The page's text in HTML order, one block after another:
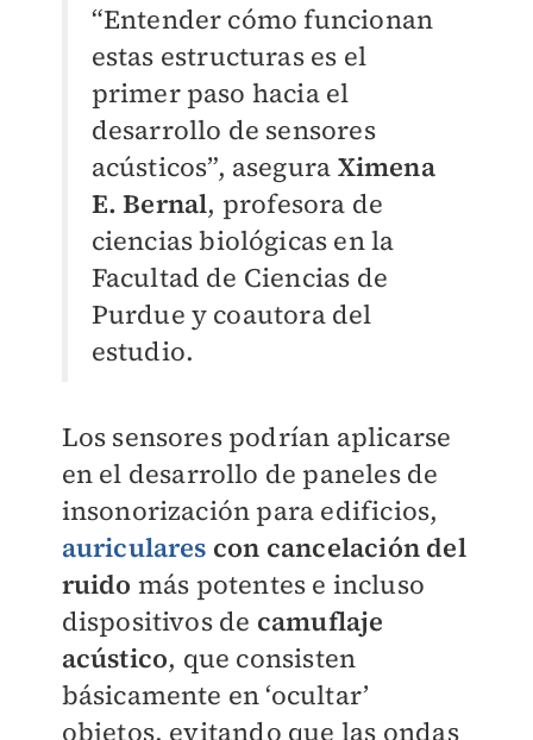
“Entender cómo funcionan
estas estructuras es el
primer paso hacia el
desarrollo de sensores
acústicos”, asegura Ximena
E. Bernal, profesora de
ciencias biológicas en la
Facultad de Ciencias de
Purdue y coautora del
estudio.
Los sensores podrían aplicarse
en el desarrollo de paneles de
insonorización para edificios,
auriculares con cancelación del
ruido más potentes e incluso
dispositivos de camuflaje
acústico, que consisten
básicamente en ‘ocultar’
objetos, evitando que las ondas